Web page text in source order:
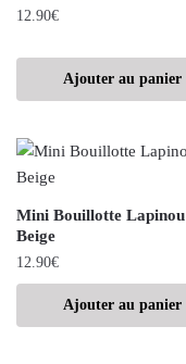
12.90€
Ajouter au panier
Mini Bouillotte Lapinou
Beige
12.90€
Ajouter au panier